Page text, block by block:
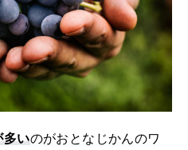
多いのがおとなじかんのワ